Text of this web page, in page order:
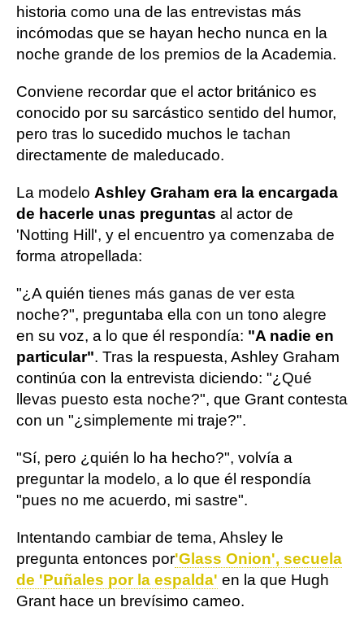
historia como una de las entrevistas más
incómodas que se hayan hecho nunca en la
noche grande de los premios de la Academia.
Conviene recordar que el actor británico es
conocido por su sarcástico sentido del humor,
pero tras lo sucedido muchos le tachan
directamente de maleducado.
La modelo Ashley Graham era la encargada
de hacerle unas preguntas al actor de
'Notting Hill', y el encuentro ya comenzaba de
forma atropellada:
"¿A quién tienes más ganas de ver esta
noche?", preguntaba ella con un tono alegre
en su voz, a lo que él respondía: "A nadie en
particular". Tras la respuesta, Ashley Graham
continúa con la entrevista diciendo: "¿Qué
llevas puesto esta noche?", que Grant contesta
con un "¿simplemente mi traje?".
"Sí, pero ¿quién lo ha hecho?", volvía a
preguntar la modelo, a lo que él respondía
"pues no me acuerdo, mi sastre".
Intentando cambiar de tema, Ahsley le
pregunta entonces por'Glass Onion', secuela
de 'Puñales por la espalda' en la que Hugh
Grant hace un brevísimo cameo.